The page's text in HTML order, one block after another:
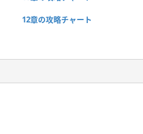
12章の攻略チャート